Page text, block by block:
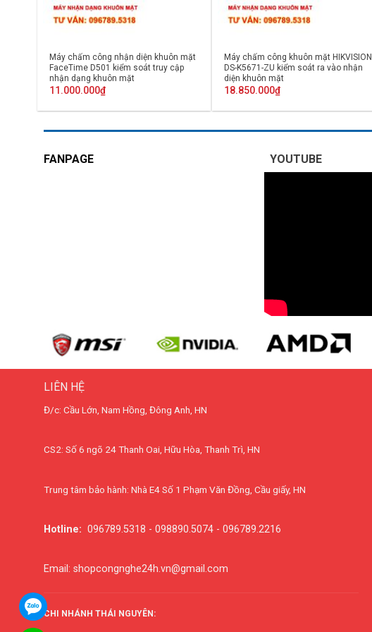
Máy chấm công nhận diện khuôn mặt
FaceTime D501 kiểm soát truy cập
nhận dạng khuôn mặt
11.000.000₫
Máy chấm công khuôn mặt HIKVISION
DS-K5671-ZU kiểm soát ra vào nhận
diện khuôn mặt
18.850.000₫
FANPAGE YOUTUBE
LIÊN HỆ
Đ/c: Cầu Lớn, Nam Hồng, Đông Anh, HN
CS2: Số 6 ngõ 24 Thanh Oai, Hữu Hòa, Thanh Trì, HN
Trung tâm bảo hành: Nhà E4 Số 1 Phạm Văn Đồng, Cầu giấy, HN
Hotline: 096789.5318 - 098890.5074 - 096789.2216
Email: shopcongnghe24h.vn@gmail.com
CHI NHÁNH THÁI NGUYÊN: